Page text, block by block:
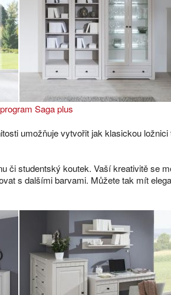
Saga plus
umožňuje vytvořit jak klasickou ložnici
či studentský koutek. Vaší kreativitě se
s dalšími barvami. Můžete tak mít